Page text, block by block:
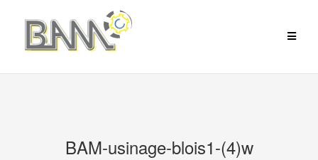
contenu
BAM-usinage-blois1-(4)w